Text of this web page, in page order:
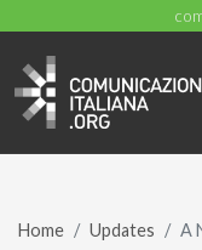
Home Updates A